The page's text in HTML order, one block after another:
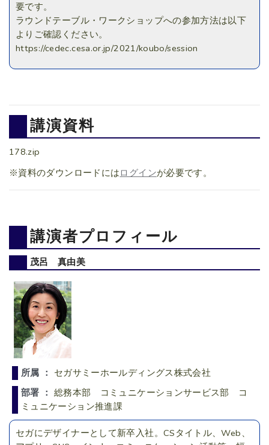
要です。
ラウンドテーブル・ワークショップへの参加方法は以下
よりご確認ください。
https://cedec.cesa.or.jp/2021/koubo/session
講演資料
178.zip
※資料のダウンロードには ログインが必要です。
講演者プロフィール
茂呂 真由美
所属 ： セガサミーホールディングス株式会社
部署 ： 総務本部 コミュニケーションサービス部 コ
ミュニケーション推進課
セガにデザイナーとして新卒入社。CSタイトル、Web、